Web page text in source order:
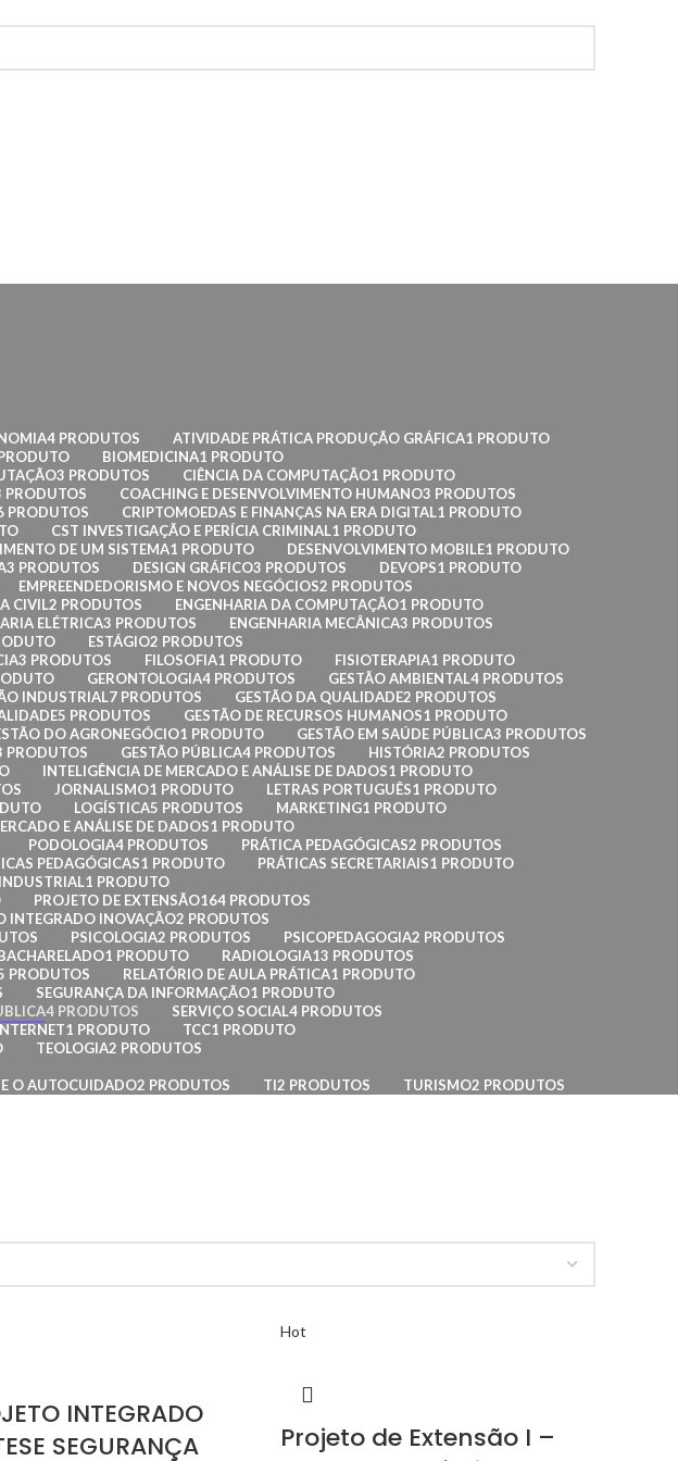
4 PRODUTOS ATIVIDADE PRÁTICA PRODUÇÃO GRÁFICA1 PRODUTO
BIOMEDICINA1 PRODUTO
3 PRODUTOS CIÊNCIA DA COMPUTAÇÃO1 PRODUTO
PRODUTOS COACHING E DESENVOLVIMENTO HUMANO3 PRODUTOS
PRODUTOS CRIPTOMOEDAS E FINANÇAS NA ERA DIGITAL1 PRODUTO
CST INVESTIGAÇÃO E PERÍCIA CRIMINAL1 PRODUTO
DE UM SISTEMA1 PRODUTO DESENVOLVIMENTO MOBILE1 PRODUTO
3 PRODUTOS DESIGN GRÁFICO3 PRODUTOS DEVOPS1 PRODUTO
EMPREENDEDORISMO E NOVOS NEGÓCIOS2 PRODUTOS
CIVIL2 PRODUTOS ENGENHARIA DA COMPUTAÇÃO1 PRODUTO
ELÉTRICA3 PRODUTOS ENGENHARIA MECÂNICA3 PRODUTOS
ESTÁGIO2 PRODUTOS
3 PRODUTOS FILOSOFIA1 PRODUTO FISIOTERAPIA1 PRODUTO
GERONTOLOGIA4 PRODUTOS GESTÃO AMBIENTAL4 PRODUTOS
INDUSTRIAL7 PRODUTOS GESTÃO DA QUALIDADE2 PRODUTOS
5 PRODUTOS GESTÃO DE RECURSOS HUMANOS1 PRODUTO
DO AGRONEGÓCIO1 PRODUTO GESTÃO EM SAÚDE PÚBLICA3 PRODUTOS
PRODUTOS GESTÃO PÚBLICA4 PRODUTOS HISTÓRIA2 PRODUTOS
INTELIGÊNCIA DE MERCADO E ANÁLISE DE DADOS1 PRODUTO
JORNALISMO1 PRODUTO LETRAS PORTUGUÊS1 PRODUTO
LOGÍSTICA5 PRODUTOS MARKETING1 PRODUTO
E ANÁLISE DE DADOS1 PRODUTO
PODOLOGIA4 PRODUTOS PRÁTICA PEDAGÓGICAS2 PRODUTOS
PEDAGÓGICAS1 PRODUTO PRÁTICAS SECRETARIAIS1 PRODUTO
1 PRODUTO
PROJETO DE EXTENSÃO164 PRODUTOS
INTEGRADO INOVAÇÃO2 PRODUTOS
PSICOLOGIA2 PRODUTOS PSICOPEDAGOGIA2 PRODUTOS
1 PRODUTO RADIOLOGIA13 PRODUTOS
PRODUTOS RELATÓRIO DE AULA PRÁTICA1 PRODUTO
SEGURANÇA DA INFORMAÇÃO1 PRODUTO
4 PRODUTOS SERVIÇO SOCIAL4 PRODUTOS
1 PRODUTO TCC1 PRODUTO
TEOLOGIA2 PRODUTOS
E O AUTOCUIDADO2 PRODUTOS TI2 PRODUTOS TURISMO2 PRODUTOS
INTEGRADO
SEGURANÇA
Hot
Projeto de Extensão I –